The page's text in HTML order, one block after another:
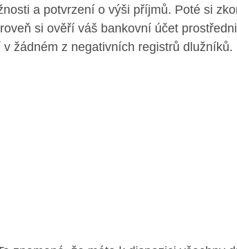
a potvrzení o výši příjmů. Poté si
si ověří váš bankovní účet
žádném z negativních registrů dlužníků.